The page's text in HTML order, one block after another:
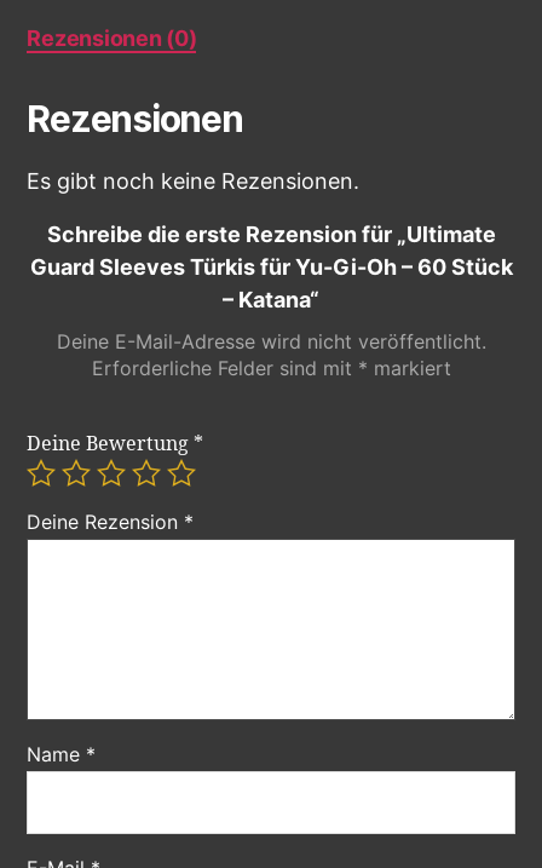
Rezensionen (0)
Rezensionen
Es gibt noch keine Rezensionen.
Schreibe die erste Rezension für „Ultimate
Guard Sleeves Türkis für Yu-Gi-Oh – 60 Stück
– Katana“
Deine E-Mail-Adresse wird nicht veröffentlicht.
Erforderliche Felder sind mit * markiert
Deine Bewertung *
Deine Rezension *
Name *